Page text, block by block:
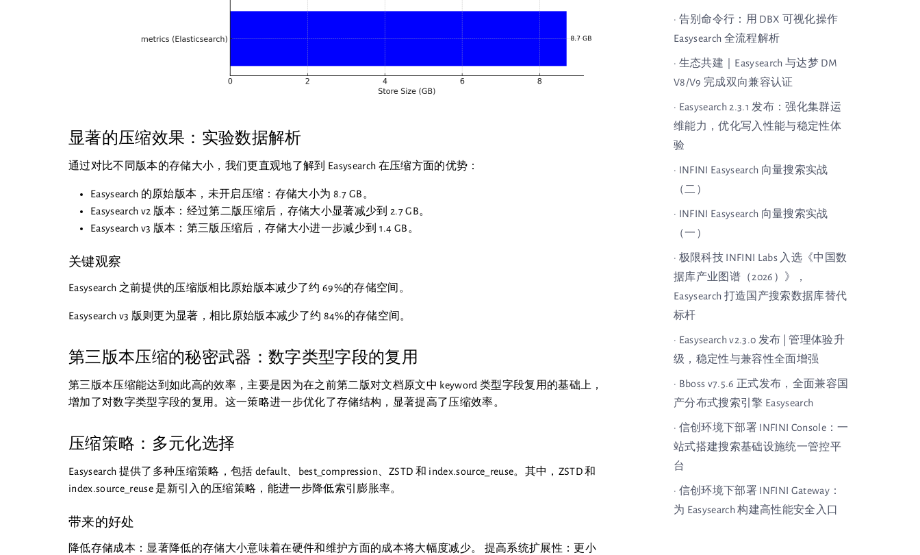
显著的压缩效果：实验数据解析
通过对比不同版本的存储大小，我们更直观地了解到 Easysearch 在压缩方面的优势：
Easysearch 的原始版本，未开启压缩：存储大小为 8.7 GB。
Easysearch v2 版本：经过第二版压缩后，存储大小显著减少到 2.7 GB。
Easysearch v3 版本：第三版压缩后，存储大小进一步减少到 1.4 GB。
关键观察
Easysearch 之前提供的压缩版相比原始版本减少了约 69%的存储空间。
Easysearch v3 版则更为显著，相比原始版本减少了约 84%的存储空间。
第三版本压缩的秘密武器：数字类型字段的复用
第三版本压缩能达到如此高的效率，主要是因为在之前第二版对文档原文中 keyword 类型字段复用的基础上，
增加了对数字类型字段的复用。这一策略进一步优化了存储结构，显著提高了压缩效率。
压缩策略：多元化选择
Easysearch 提供了多种压缩策略，包括 default、best_compression、ZSTD 和 index.source_reuse。其中，ZSTD 和
index.source_reuse 是新引入的压缩策略，能进一步降低索引膨胀率。
带来的好处
降低存储成本：显著降低的存储大小意味着在硬件和维护方面的成本将大幅度减少。 提高系统扩展性：更小
· 告别命令行：用 DBX 可视化操作
Easysearch 全流程解析
· 生态共建｜Easysearch 与达梦 DM
V8/V9 完成双向兼容认证
· Easysearch 2.3.1 发布：强化集群运
维能力，优化写入性能与稳定性体
验
· INFINI Easysearch 向量搜索实战
（二）
· INFINI Easysearch 向量搜索实战
（一）
· 极限科技 INFINI Labs 入选《中国数
据库产业图谱（2026）》，
Easysearch 打造国产搜索数据库替代
标杆
· Easysearch v2.3.0 发布 | 管理体验升
级，稳定性与兼容性全面增强
· Bboss v7.5.6 正式发布，全面兼容国
产分布式搜索引擎 Easysearch
· 信创环境下部署 INFINI Console：一
站式搭建搜索基础设施统一管控平
台
· 信创环境下部署 INFINI Gateway：
为 Easysearch 构建高性能安全入口